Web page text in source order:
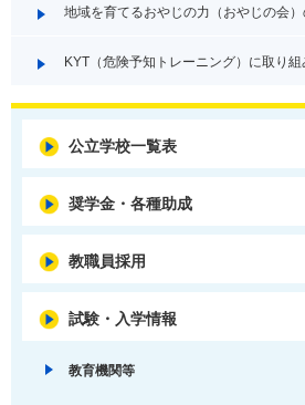
地域を育てるおやじの力（おやじの会
KYT（危険予知トレーニング）に取り組
公立学校一覧表
奨学金・各種助成
教職員採用
試験・入学情報
教育機関等